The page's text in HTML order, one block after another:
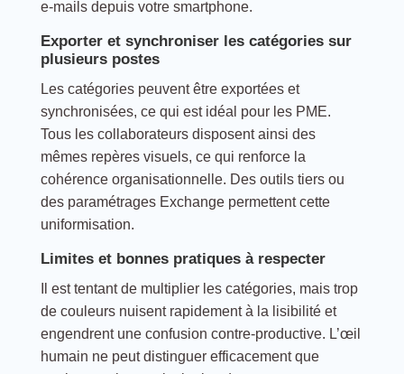
e-mails depuis votre smartphone.
Exporter et synchroniser les catégories sur
plusieurs postes
Les catégories peuvent être exportées et
synchronisées, ce qui est idéal pour les PME.
Tous les collaborateurs disposent ainsi des
mêmes repères visuels, ce qui renforce la
cohérence organisationnelle. Des outils tiers ou
des paramétrages Exchange permettent cette
uniformisation.
Limites et bonnes pratiques à respecter
Il est tentant de multiplier les catégories, mais trop
de couleurs nuisent rapidement à la lisibilité et
engendrent une confusion contre-productive. L’œil
humain ne peut distinguer efficacement que